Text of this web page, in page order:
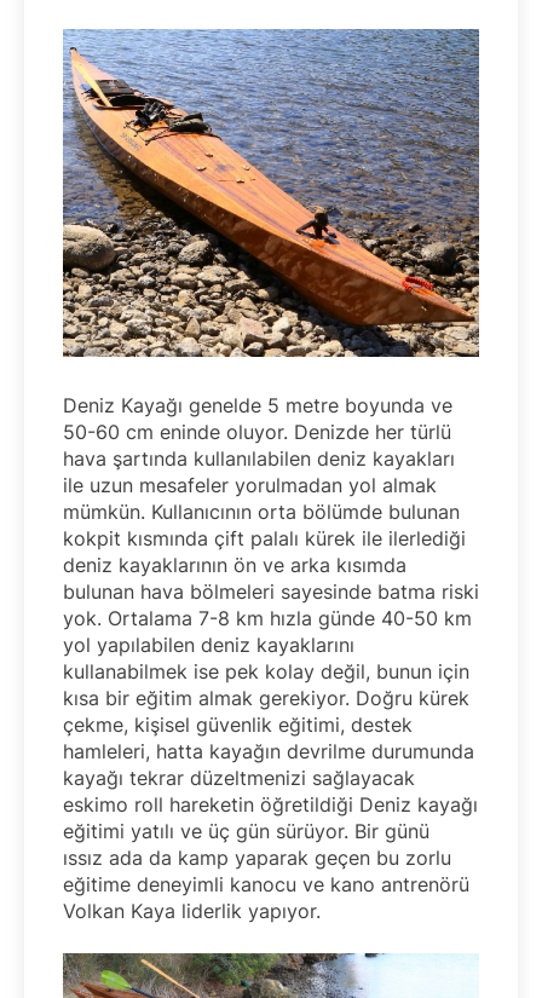
Deniz Kayağı genelde 5 metre boyunda ve
50-60 cm eninde oluyor. Denizde her türlü
hava şartında kullanılabilen deniz kayakları
ile uzun mesafeler yorulmadan yol almak
mümkün. Kullanıcının orta bölümde bulunan
kokpit kısmında çift palalı kürek ile ilerlediği
deniz kayaklarının ön ve arka kısımda
bulunan hava bölmeleri sayesinde batma riski
yok. Ortalama 7-8 km hızla günde 40-50 km
yol yapılabilen deniz kayaklarını
kullanabilmek ise pek kolay değil, bunun için
kısa bir eğitim almak gerekiyor. Doğru kürek
çekme, kişisel güvenlik eğitimi, destek
hamleleri, hatta kayağın devrilme durumunda
kayağı tekrar düzeltmenizi sağlayacak
eskimo roll hareketin öğretildiği Deniz kayağı
eğitimi yatılı ve üç gün sürüyor. Bir günü
ıssız ada da kamp yaparak geçen bu zorlu
eğitime deneyimli kanocu ve kano antrenörü
Volkan Kaya liderlik yapıyor.